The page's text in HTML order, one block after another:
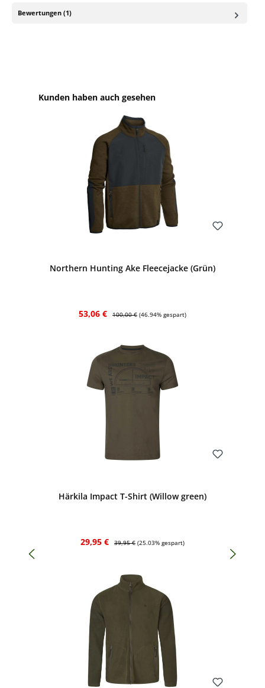
Bewertungen (1)
Produktgalerie überspringen
Kunden haben auch gesehen
Northern Hunting Ake Fleecejacke (Grün)
Verkaufspreis:
53,06 € Regulärer Preis:
100,00 € (46.94% gespart)
Härkila Impact T-Shirt (Willow green)
Verkaufspreis:
29,95 € Regulärer Preis:
39,95 € (25.03% gespart)